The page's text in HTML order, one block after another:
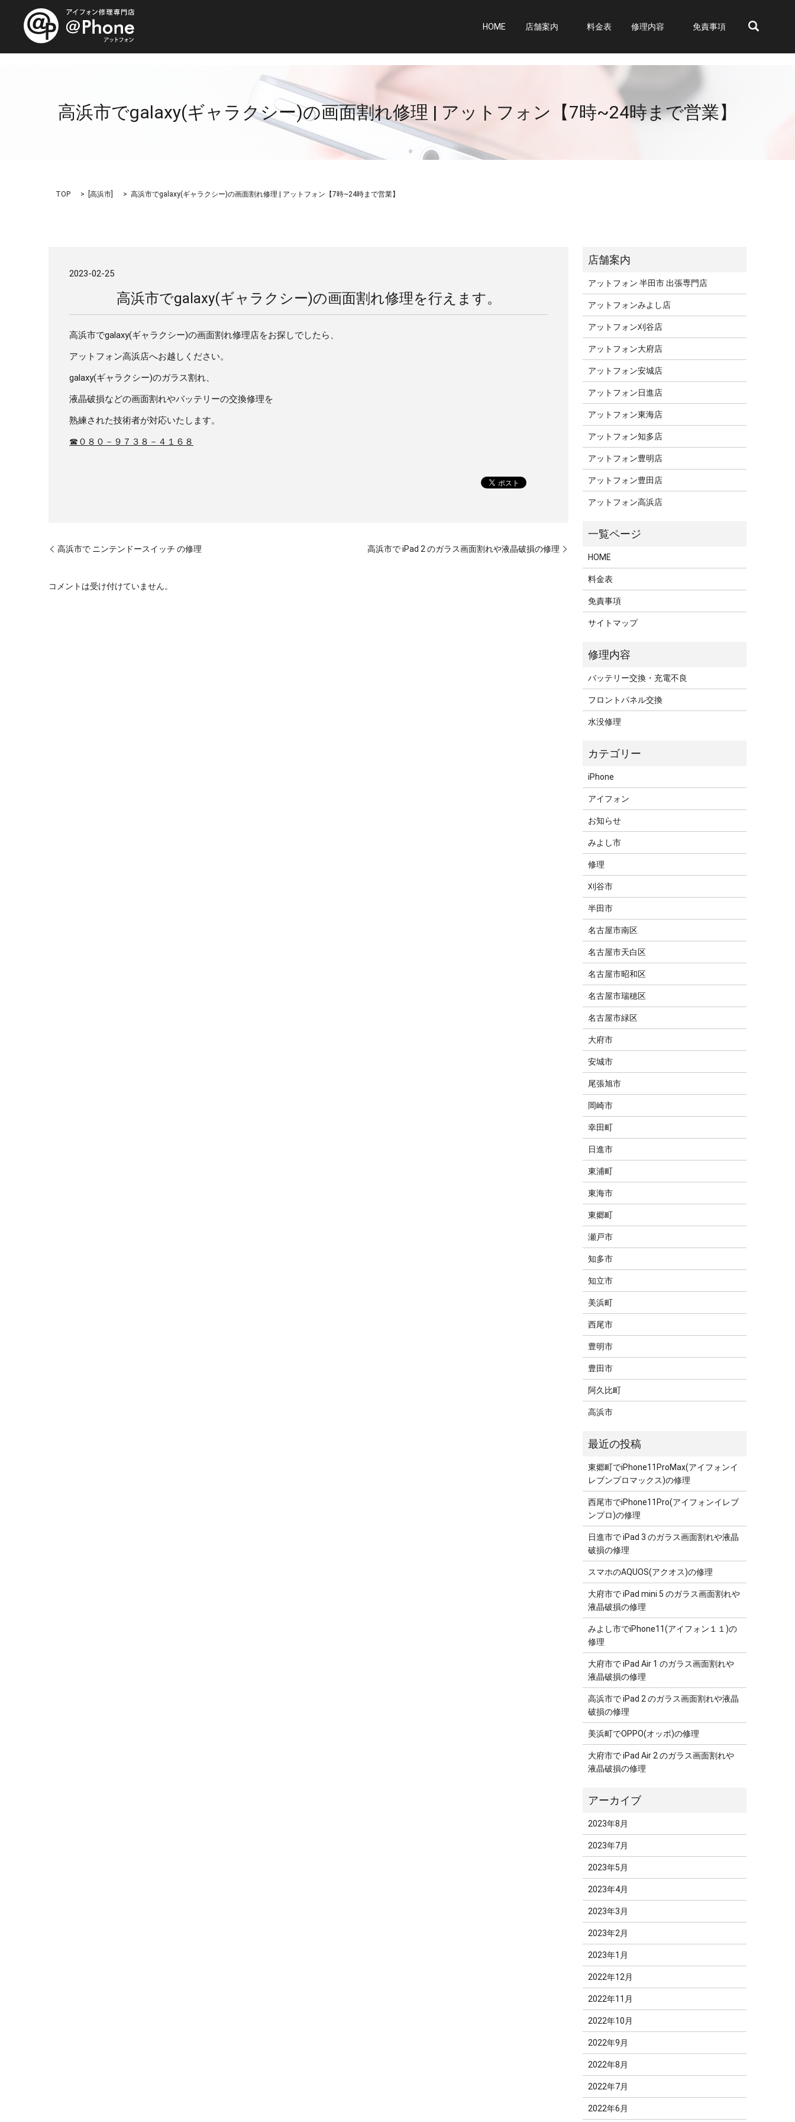
HOME 店舗案内 料金表 修理内容 免責事項
高浜市でgalaxy(ギャラクシー)の画面割れ修理 | アットフォン【7時~24時まで営業】
TOP 高浜市 高浜市でgalaxy(ギャラクシー)の画面割れ修理 | アットフォン【7時~24時まで営業】
2023-02-25
高浜市でgalaxy(ギャラクシー)の画面割れ修理を行えます。
高浜市でgalaxy(ギャラクシー)の画面割れ修理店をお探しでしたら、
アットフォン高浜店へお越しください。
galaxy(ギャラクシー)のガラス割れ、
液晶破損などの画面割れやバッテリーの交換修理を
熟練された技術者が対応いたします。
☎０８０－９７３８－４１６８
高浜市で ニンテンドースイッチ の修理 高浜市で iPad 2 のガラス画面割れや液晶破損の修理
コメントは受け付けていません。
アットフォン 半田市 出張専門店
アットフォンみよし店
アットフォン刈谷店
アットフォン大府店
アットフォン安城店
アットフォン日進店
アットフォン東海店
アットフォン知多店
アットフォン豊明店
アットフォン豊田店
アットフォン高浜店
HOME
料金表
免責事項
サイトマップ
バッテリー交換・充電不良
フロントパネル交換
水没修理
iPhone
アイフォン
お知らせ
みよし市
修理
刈谷市
半田市
名古屋市南区
名古屋市天白区
名古屋市昭和区
名古屋市瑞穂区
名古屋市緑区
大府市
安城市
尾張旭市
岡崎市
幸田町
日進市
東浦町
東海市
東郷町
瀬戸市
知多市
知立市
美浜町
西尾市
豊明市
豊田市
阿久比町
高浜市
東郷町でiPhone11ProMax(アイフォンイ
レブンプロマックス)の修理
西尾市でiPhone11Pro(アイフォンイレブ
ンプロ)の修理
日進市で iPad 3 のガラス画面割れや液晶
破損の修理
スマホのAQUOS(アクオス)の修理
大府市で iPad mini 5 のガラス画面割れや
液晶破損の修理
みよし市でiPhone11(アイフォン１１)の
修理
大府市で iPad Air 1 のガラス画面割れや
液晶破損の修理
高浜市で iPad 2 のガラス画面割れや液晶
破損の修理
美浜町でOPPO(オッポ)の修理
大府市で iPad Air 2 のガラス画面割れや
液晶破損の修理
2023年8月
2023年7月
2023年5月
2023年4月
2023年3月
2023年2月
2023年1月
2022年12月
2022年11月
2022年10月
2022年9月
2022年8月
2022年7月
2022年6月